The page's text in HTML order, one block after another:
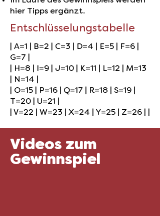
hier Tipps ergänzt.
Entschlüsselungstabelle
| A=1 | B=2 | C=3 | D=4 | E=5 | F=6 |
G=7 |
| H=8 | I=9 | J=10 | K=11 | L=12 | M=13
| N=14 |
| O=15 | P=16 | Q=17 | R=18 | S=19 |
T=20 | U=21 |
| V=22 | W=23 | X=24 | Y=25 | Z=26 | |
Videos zum
Gewinnspiel